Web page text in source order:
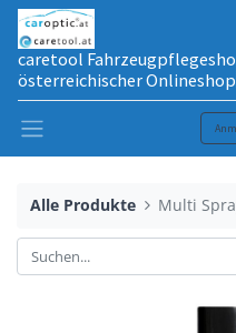
caretool
österreichischer
Alle Produkte Multi